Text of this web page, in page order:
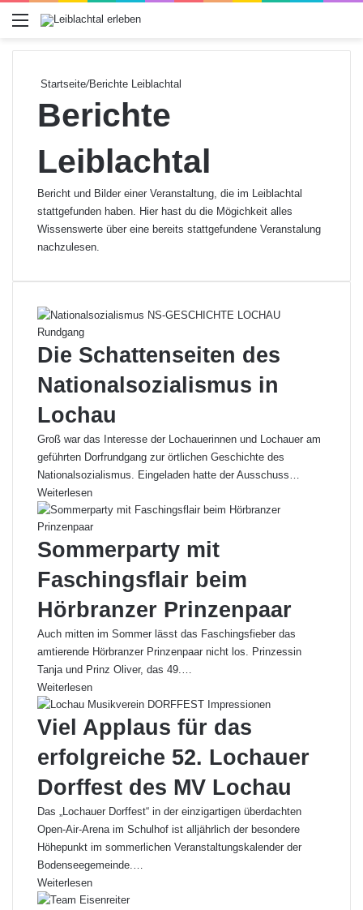
Menü
Startseite/Berichte Leiblachtal
Berichte
Leiblachtal
Bericht und Bilder einer Veranstaltung, die im Leiblachtal
stattgefunden haben. Hier hast du die Mögichkeit alles
Wissenswerte über eine bereits stattgefundene Veranstalung
nachzulesen.
Die Schattenseiten des
Nationalsozialismus in
Lochau
Groß war das Interesse der Lochauerinnen und Lochauer am
geführten Dorfrundgang zur örtlichen Geschichte des
Nationalsozialismus. Eingeladen hatte der Ausschuss…
Weiterlesen
Sommerparty mit
Faschingsflair beim
Hörbranzer Prinzenpaar
Auch mitten im Sommer lässt das Faschingsfieber das
amtierende Hörbranzer Prinzenpaar nicht los. Prinzessin
Tanja und Prinz Oliver, das 49.…
Weiterlesen
Viel Applaus für das
erfolgreiche 52. Lochauer
Dorffest des MV Lochau
Das „Lochauer Dorffest“ in der einzigartigen überdachten
Open-Air-Arena im Schulhof ist alljährlich der besondere
Höhepunkt im sommerlichen Veranstaltungskalender der
Bodenseegemeinde.…
Weiterlesen